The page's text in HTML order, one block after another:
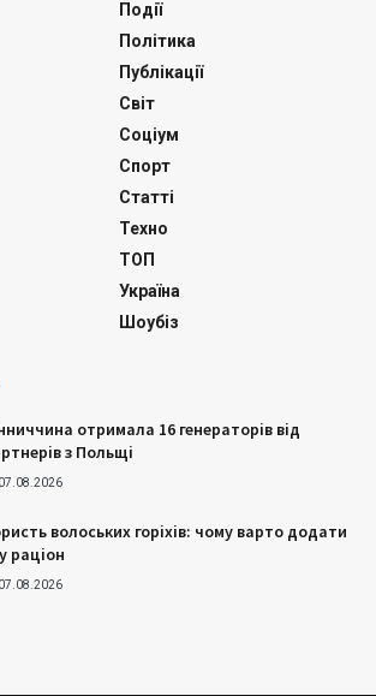
Події
Політика
Публікації
Світ
Соціум
Спорт
Статті
Техно
ТОП
Україна
Шоубіз
отримала 16 генераторів від
з Польщі
07.08.2026
волоських горіхів: чому варто додати
раціон
07.08.2026